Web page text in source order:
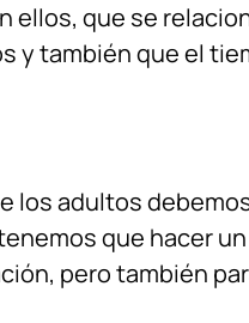
que se
y también que el
los adultos
que hacer
pero también